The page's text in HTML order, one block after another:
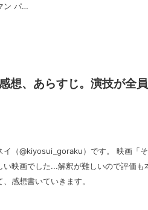
ン パ…
想、あらすじ。演技が全
イ（@kiyosui_goraku）です。 映画「
い映画でした...解釈が難しいので評価も
、感想書いていきます。